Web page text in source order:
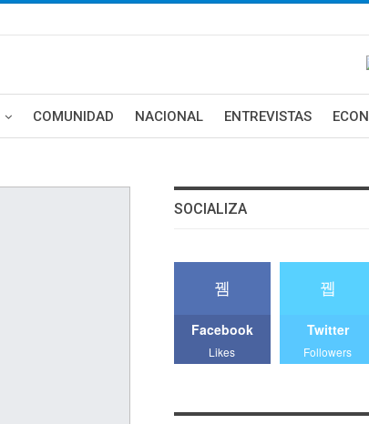
COMUNIDAD NACIONAL ENTREVISTAS
SOCIALIZA
Facebook
Likes
Twitter
Followers